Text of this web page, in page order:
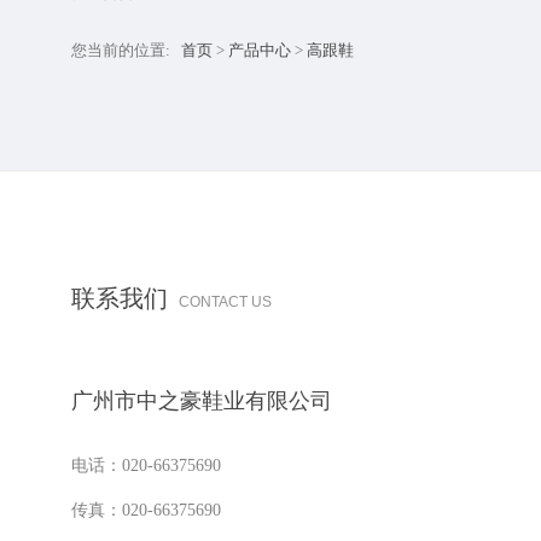
您当前的位置: 首页 > 产品中心 > 高跟鞋
联系我们 CONTACT US
广州市中之豪鞋业有限公司
电话：020-66375690
传真：020-66375690